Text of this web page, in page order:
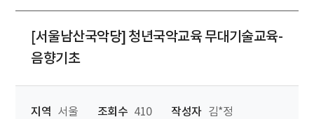
[서울남산국악당] 청년국악교육 무대기술교육-
음향기초
지역 서울 조회수 410 작성자 김*정